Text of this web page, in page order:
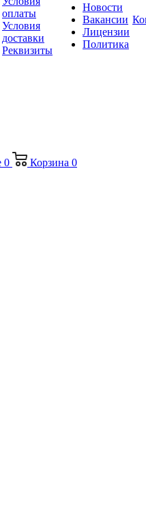
оплаты
Условия
доставки
Реквизиты
Новости
Вакансии
Лицензии
Политика
0 Корзина 0